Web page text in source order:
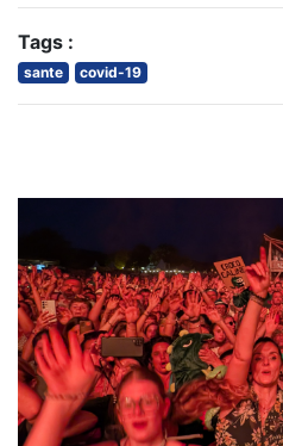
Tags :
sante covid-19